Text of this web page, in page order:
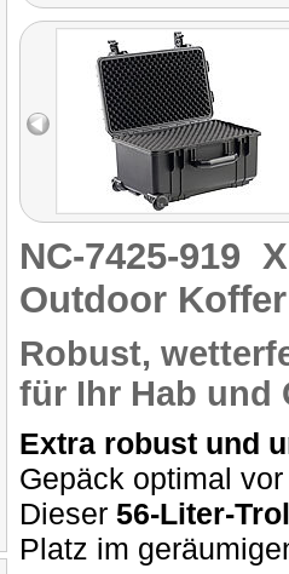
NC-7425-919
Outdoor
Robust,
für Ihr Hab und
Extra robust und
Gepäck optimal
Dieser 56-Liter-
Platz im